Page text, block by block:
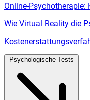
Online-Psychotherapie:
Wie Virtual Reality die